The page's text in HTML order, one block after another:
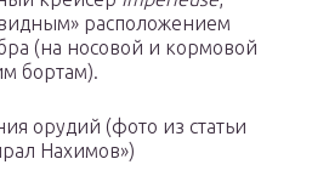
расположением
(на носовой и кормовой
бортам).
орудий (фото из статьи
Нахимов»)